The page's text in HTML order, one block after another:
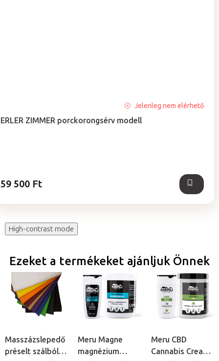
ERLER ZIMMER porckorongsérv modell
átlagos
Jelenleg nem elérhető
59 500 Ft
High-contrast mode
Ezeket a termékeket ajánljuk Önnek
Masszázslepedő
préselt szálból,
Meru Magne
magnézium
Meru CBD
Cannabis Cream